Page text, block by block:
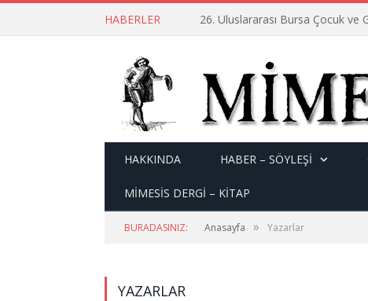
HABERLER 26. Uluslararası Bursa Çocuk ve
HAKKINDA HABER – SÖYLEŞI
MİMESİS DERGİ – KİTAP
BURADASINIZ: Anasayfa » Yazarlar
YAZARLAR